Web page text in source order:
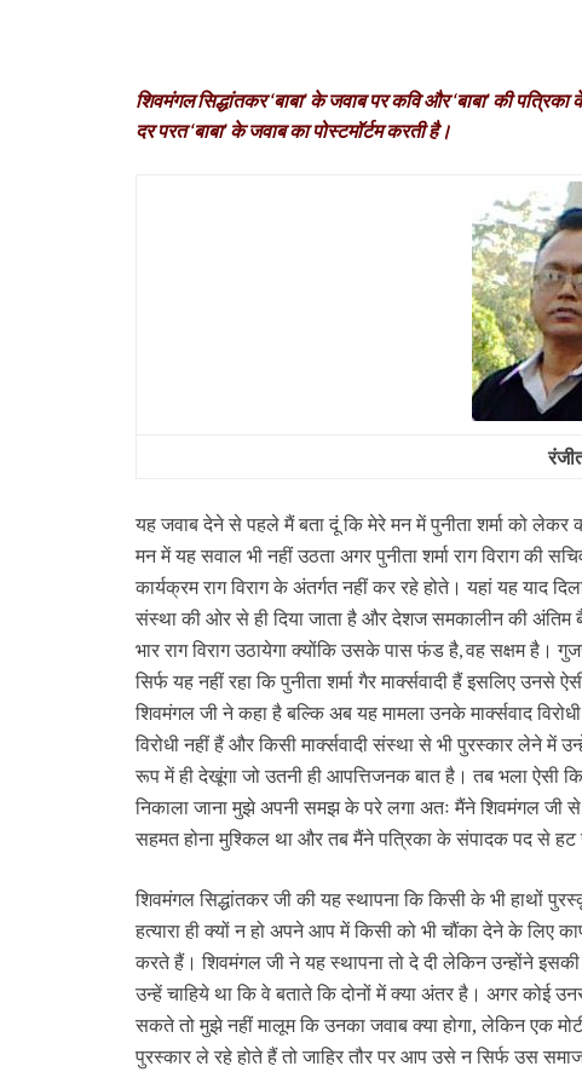
शिवमंगल सिद्धांतकर ‘बाबा’ के जवाब पर कवि और ‘बाबा’ की
दर परत ‘बाबा’ के जवाब का पोस्‍टमॉर्टम करती है।
यह जवाब देने से पहले मैं बता दूं कि मेरे मन में पुनीता शर्मा को
मन में यह सवाल भी नहीं उठता अगर पुनीता शर्मा राग विराग की
कार्यक्रम राग विराग के अंतर्गत नहीं कर रहे होते। यहां यह याद
संस्था की ओर से ही दिया जाता है और देशज समकालीन की अंतिम
भार राग विराग उठायेगा क्योंकि उसके पास फंड है,वह सक्षम है।
सिर्फ यह नहीं रहा कि पुनीता शर्मा गैर मार्क्‍सवादी हैं इसलिए
शिवमंगल जी ने कहा है बल्कि अब यह मामला उनके मार्क्‍सवाद
विरोधी नहीं हैं और किसी मार्क्‍सवादी संस्था से भी पुरस्कार लेने
रूप में ही देखूंगा जो उतनी ही आपत्तिजनक बात है। तब भला ऐसी
निकाला जाना मुझे अपनी समझ के परे लगा अतः मैंने शिवमंगल जी
सहमत होना मुश्किल था और तब मैंने पत्रिका के संपादक पद से हट
शिवमंगल सिद्धांतकर जी की यह स्थापना कि किसी के भी हाथों
हत्यारा ही क्यों न हो अपने आप में किसी को भी चौंका देने के
करते हैं। शिवमंगल जी ने यह स्थापना तो दे दी लेकिन उन्होंने
उन्हें चाहिये था कि वे बताते कि दोनों में क्या अंतर है। अगर
सकते तो मुझे नहीं मालूम कि उनका जवाब क्या होगा, लेकिन एक
पुरस्कार ले रहे होते हैं तो जाहिर तौर पर आप उसे न सिर्फ उस